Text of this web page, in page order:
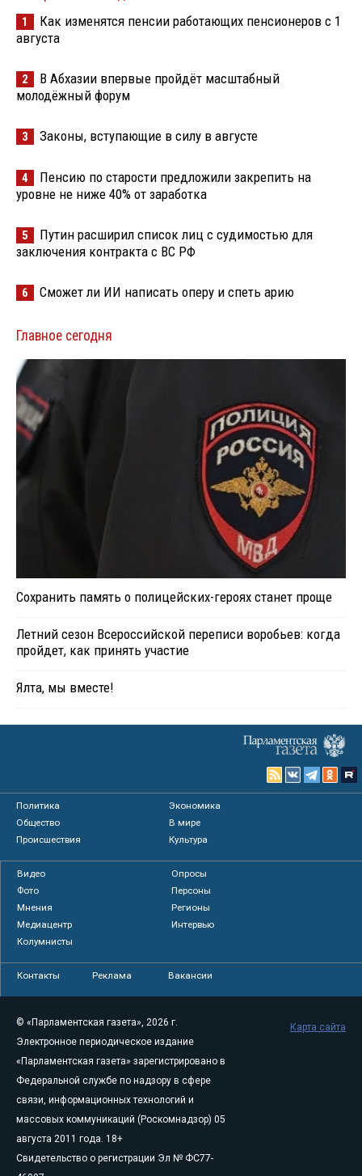
1
Как изменятся пенсии работающих пенсионеров с 1
августа
2
В Абхазии впервые пройдёт масштабный
молодёжный форум
3 Законы, вступающие в силу в августе
4
Пенсию по старости предложили закрепить на
уровне не ниже 40% от заработка
5
Путин расширил список лиц с судимостью для
заключения контракта с ВС РФ
6 Сможет ли ИИ написать оперу и спеть арию
Главное сегодня
Сохранить память о полицейских-героях станет проще
Летний сезон Всероссийской переписи воробьев: когда
пройдет, как принять участие
Ялта, мы вместе!
Политика
Экономика
Общество
В мире
Происшествия
Культура
Видео
Опросы
Фото
Персоны
Мнения
Регионы
Медиацентр
Интервью
Колумнисты
Контакты Реклама Вакансии
© «Парламентская газета», 2026 г.
Электронное периодическое издание
«Парламентская газета» зарегистрировано в
Федеральной службе по надзору в сфере
связи, информационных технологий и
массовых коммуникаций (Роскомнадзор) 05
августа 2011 года. 18+
Свидетельство о регистрации Эл № ФС77-
Карта сайта